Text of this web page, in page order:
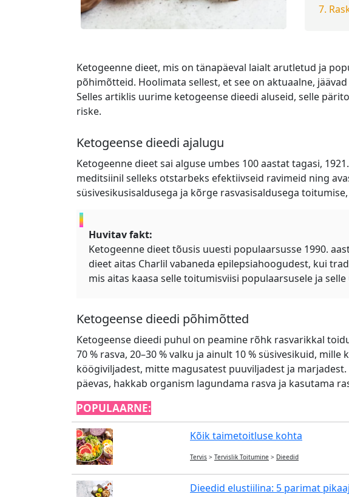
Ketogeenne dieet, mis on tänapäeval laialt arutletud ja
põhimõtteid. Hoolimata sellest, et see on aktuaalne,
Selles artiklis uurime ketogeense dieedi aluseid, selle
riske.
Ketogeense dieedi ajalugu
Ketogeenne dieet sai alguse umbes 100 aastat tagasi,
meditsiinil selleks otstarbeks efektiivseid ravimeid ning
süsivesikusisaldusega ja kõrge rasvasisaldusega
Huvitav fakt:
Ketogeenne dieet tõusis uuesti populaarsusse 1990.
dieet aitas Charlil vabaneda epilepsiahoogudest, kui
mis aitas kaasa selle toitumisviisi populaarsusele ja
Ketogeense dieedi põhimõtted
Ketogeense dieedi puhul on peamine rõhk rasvarikkal
70 % rasva, 20–30 % valku ja ainult 10 % süsivesikuid,
köögiviljadest, mitte magusatest puuviljadest ja
päevas, hakkab organism lagundama rasva ja kasutama
POPULAARNE:
Kõik taimetoitluse kohta
Tervis > Tervislik Toitumine > Dieedid
Dieedid elustiilina: 5 parimat